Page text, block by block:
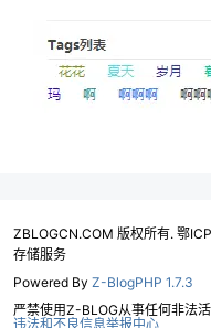
ZBLOGCN.COM 版权所有. 鄂
存储服务
Powered By Z-BlogPHP 1.7.3
严禁使用Z-BLOG从事任何非法
违法和不良信息举报中心